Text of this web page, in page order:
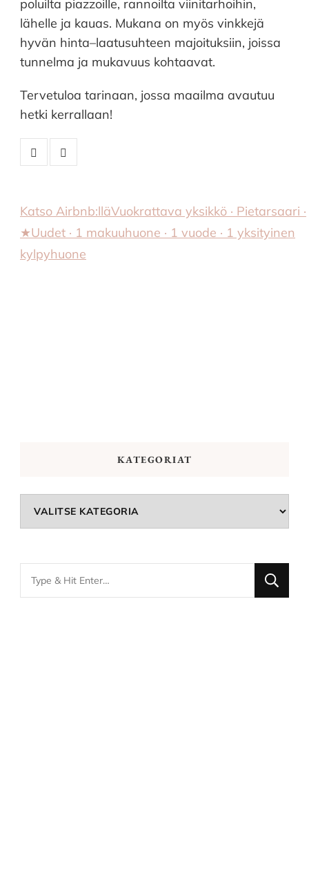
poluilta piazzoille, rannoilta viinitarhoihin,
lähelle ja kauas. Mukana on myös vinkkejä
hyvän hinta–laatusuhteen majoituksiin, joissa
tunnelma ja mukavuus kohtaavat.
Tervetuloa tarinaan, jossa maailma avautuu
hetki kerrallaan!
Katso Airbnb:lläVuokrattava yksikkö · Pietarsaari ·
★Uudet · 1 makuuhuone · 1 vuode · 1 yksityinen
kylpyhuone
KATEGORIAT
for